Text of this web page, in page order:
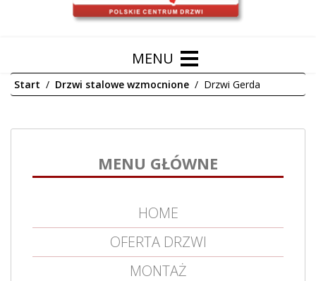
Start Drzwi stalowe wzmocnione Drzwi Gerda
MENU GŁÓWNE
HOME
OFERTA DRZWI
MONTAŻ